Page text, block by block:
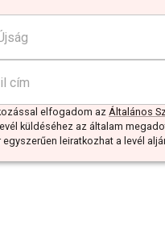
elfogadom azÁltalános
küldéséhez az általam
egyszerűen leiratkozhat a levél